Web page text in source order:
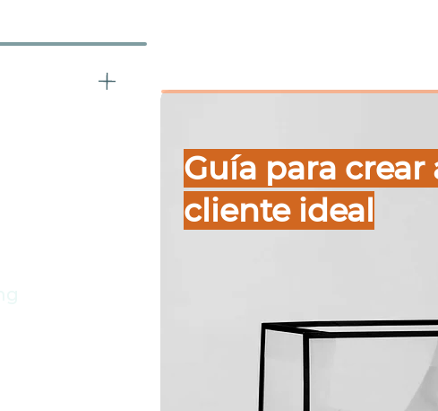
Guía para crear
cliente ideal